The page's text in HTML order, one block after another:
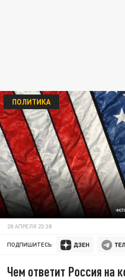
ПОЛИТИКА
28 АПРЕЛЯ 23:38
ПОДПИШИТЕСЬ:
Чем ответит Россия на